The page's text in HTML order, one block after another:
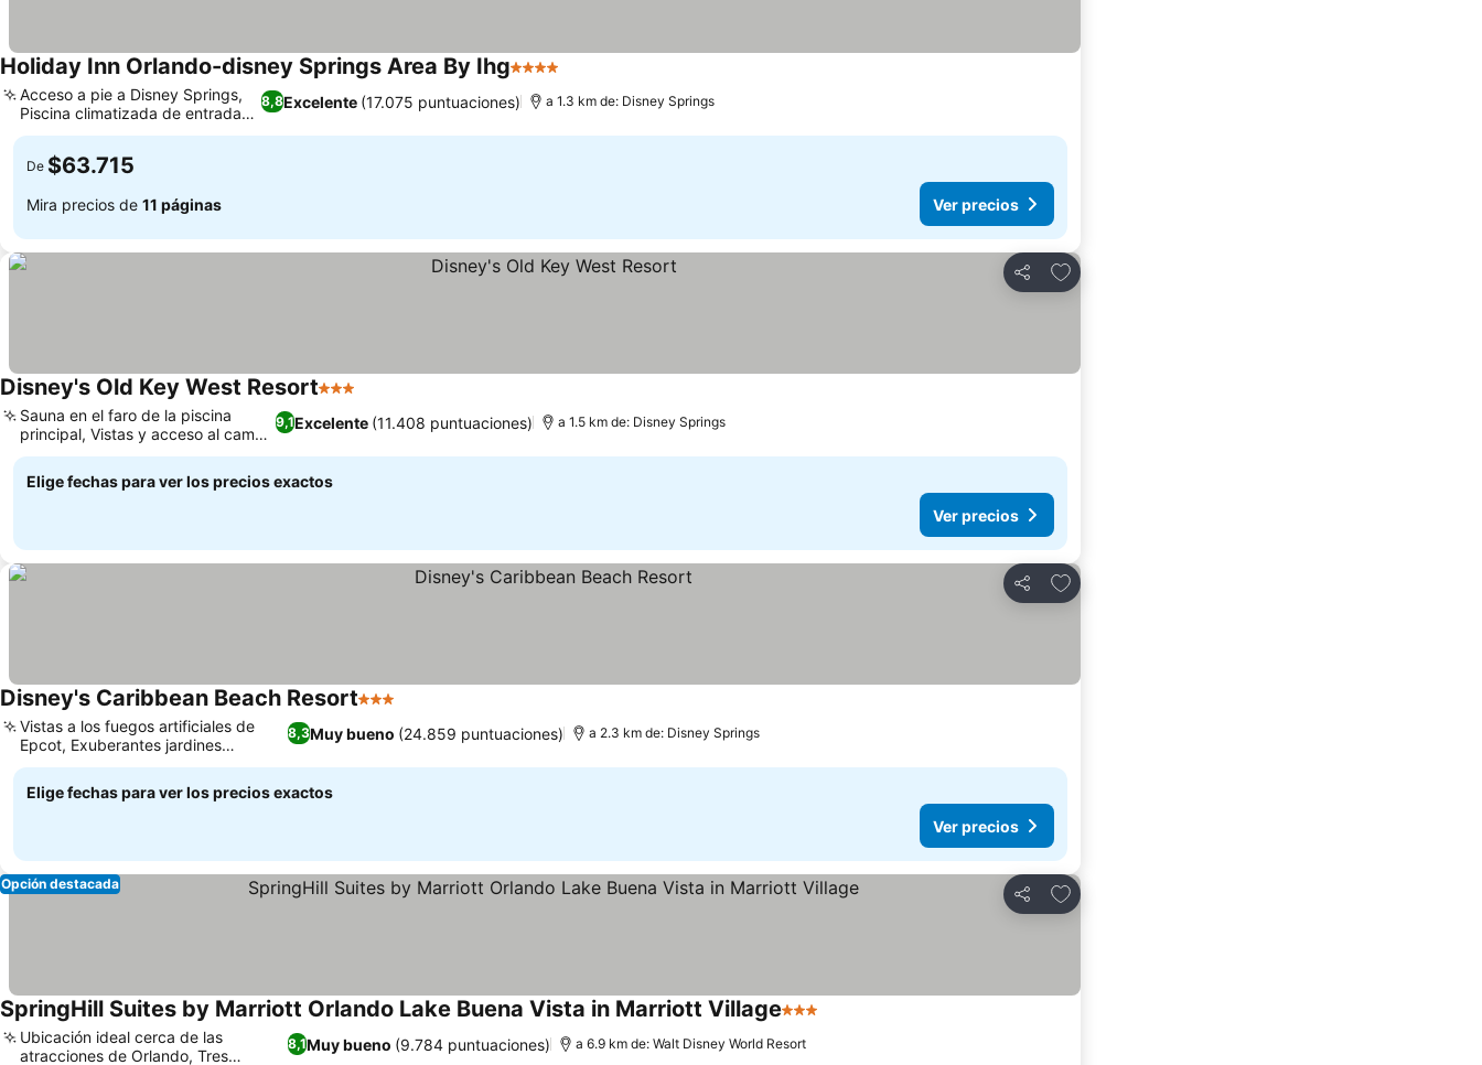
Holiday Inn Orlando-disney Springs Area By Ihg4 Estrellas
8,8Excelente (17.075 puntuaciones)
Acceso a pie a Disney Springs,
Piscina climatizada de entrada
cero
a 1.3 km de: Disney Springs
De $63.715
Mira precios de 11 páginas Ver precios
Compartir
Agregar a favoritos
Disney's Old Key West Resort3 Estrellas
9,1Excelente (11.408 puntuaciones)
Sauna en el faro de la piscina
principal, Vistas y acceso al campo
de golf
a 1.5 km de: Disney Springs
Elige fechas para ver los precios exactos
Ver precios
Compartir
Agregar a favoritos
Disney's Caribbean Beach Resort3 Estrellas
8,3Muy bueno (24.859 puntuaciones)
Vistas a los fuegos artificiales de
Epcot, Exuberantes jardines
tropicales y playas
a 2.3 km de: Disney Springs
Elige fechas para ver los precios exactos
Ver precios
Compartir
Agregar a favoritos
Opción destacada
SpringHill Suites by Marriott Orlando Lake Buena Vista in Marriott Village3 Estrellas
8,1Muy bueno (9.784 puntuaciones)
Ubicación ideal cerca de las
atracciones de Orlando, Tres
a 6.9 km de: Walt Disney World Resort